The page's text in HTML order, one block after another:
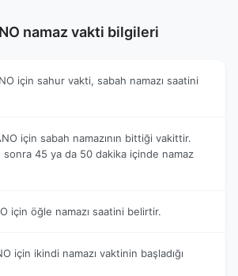
namaz vakti bilgileri
için sahur vakti, sabah namazı saatini
için sabah namazının bittiği vakittir.
45 ya da 50 dakika içinde namaz
için öğle namazı saatini belirtir.
için ikindi namazı vaktinin başladığı